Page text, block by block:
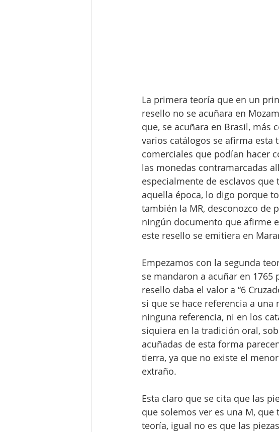
La primera teoría que en un
resello no se acuñara en
que, se acuñara en Brasil, más
varios catálogos se afirma esta
comerciales que podían hacer
las monedas contramarcadas
especialmente de esclavos
aquella época, lo digo porque
también la MR, desconozco de
ningún documento que afirme
este resello se emitiera en
Empezamos con la segunda
se mandaron a acuñar en 1765
resello daba el valor a “6
si que se hace referencia a una
ninguna referencia, ni en los
siquiera en la tradición oral,
acuñadas de esta forma
tierra, ya que no existe el
extraño.
Esta claro que se cita que las
que solemos ver es una M,
teoría, igual no es que las